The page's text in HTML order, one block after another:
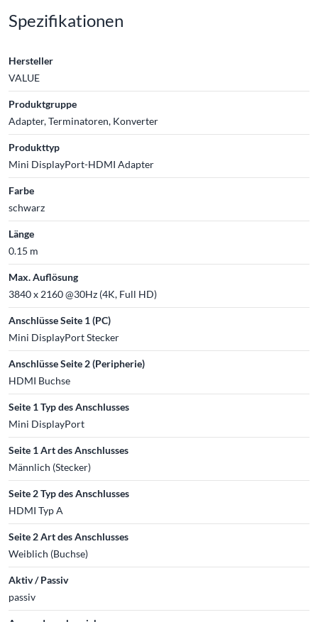
Spezifikationen
Hersteller
VALUE
Produktgruppe
Adapter, Terminatoren, Konverter
Produkttyp
Mini DisplayPort-HDMI Adapter
Farbe
schwarz
Länge
0.15 m
Max. Auflösung
3840 x 2160 @30Hz (4K, Full HD)
Anschlüsse Seite 1 (PC)
Mini DisplayPort Stecker
Anschlüsse Seite 2 (Peripherie)
HDMI Buchse
Seite 1 Typ des Anschlusses
Mini DisplayPort
Seite 1 Art des Anschlusses
Männlich (Stecker)
Seite 2 Typ des Anschlusses
HDMI Typ A
Seite 2 Art des Anschlusses
Weiblich (Buchse)
Aktiv / Passiv
passiv